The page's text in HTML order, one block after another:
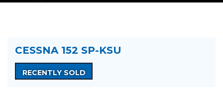
CESSNA 152 SP-KSU
RECENTLY SOLD